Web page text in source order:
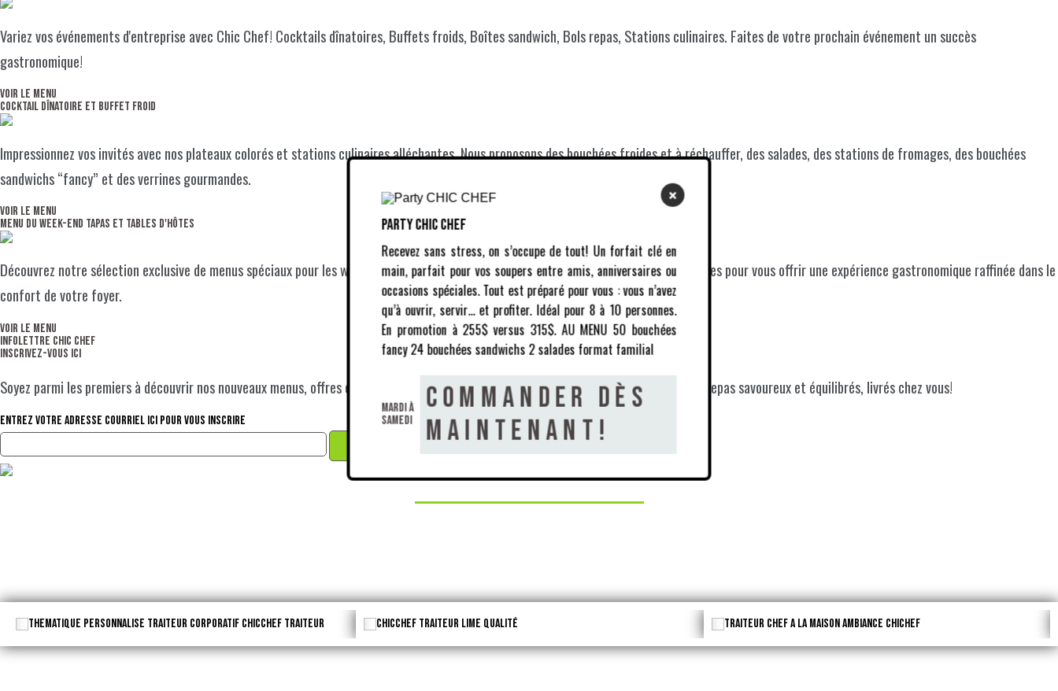
Variez vos événements d'entreprise avec Chic Chef! Cocktails dînatoires, Buffets froids, Boîtes sandwich, Bols repas, Stations culinaires. Faites de votre prochain événement un succès
gastronomique!
Voir le menu
Cocktail dînatoire et buffet froid
Impressionnez vos invités avec nos plateaux colorés et stations culinaires alléchantes. Nous proposons des bouchées froides et à réchauffer, des salades, des stations de fromages, des bouchées
sandwichs “fancy” et des verrines gourmandes.
Voir le menu
Menu du week-end Tapas et Tables d'hôtes
Découvrez notre sélection exclusive de menus spéciaux pour les week-ends et les fêtes. Nos boîtes tapas et tables d'hôtes sont conçues pour vous offrir une expérience gastronomique raffinée dans le
confort de votre foyer.
Voir le menu
Infolettre Chic Chef
Inscrivez-vous ici
Soyez parmi les premiers à découvrir nos nouveaux menus, offres exclusives et astuces culinaires. Simplifiez votre quotidien avec nos repas savoureux et équilibrés, livrés chez vous!
Entrez votre adresse courriel ici pour vous inscrire
×
Party CHIC CHEF
Recevez sans stress, on s’occupe de tout! Un forfait clé en
main, parfait pour vos soupers entre amis, anniversaires ou
occasions spéciales. Tout est préparé pour vous : vous n’avez
qu’à ouvrir, servir… et profiter. Idéal pour 8 à 10 personnes.
En promotion à 255$ versus 315$. AU MENU 50 bouchées
fancy 24 bouchées sandwichs 2 salades format familial
mardi à
samedi
Commander dès
maintenant!